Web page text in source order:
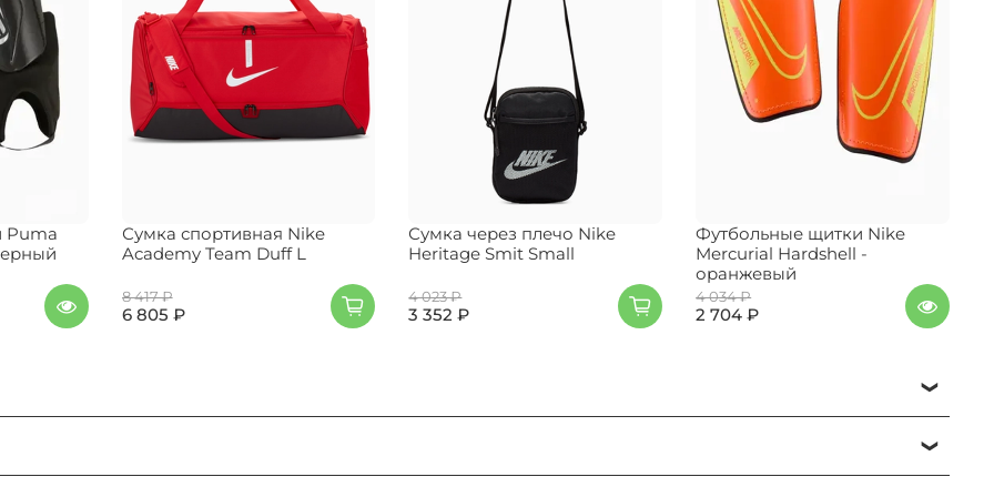
Puma
Сумка спортивная Nike
Academy Team Duff L
8 417 ₽
6 805 ₽
Сумка через плечо Nike
Heritage Smit Small
4 023 ₽
3 352 ₽
Футбольные щитки Nike
Mercurial Hardshell -
оранжевый
4 034 ₽
2 704 ₽
в правом верхнем углу.
"Перейти к оформлению".